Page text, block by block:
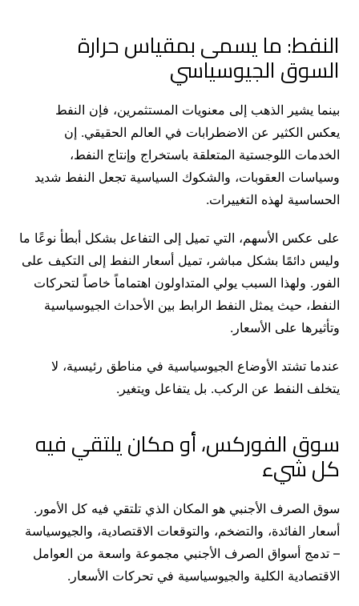
النفط: ما يسمى بمقياس حرارة
السوق الجيوسياسي
بينما يشير الذهب إلى معنويات المستثمرين، فإن النفط
يعكس الكثير عن الاضطرابات في العالم الحقيقي. إن
الخدمات اللوجستية المتعلقة باستخراج وإنتاج النفط،
وسياسات العقوبات، والشكوك السياسية تجعل النفط شديد
الحساسية لهذه التغييرات.
على عكس الأسهم، التي تميل إلى التفاعل بشكل أبطأ نوعًا ما
وليس دائمًا بشكل مباشر، تميل أسعار النفط إلى التكيف على
الفور. ولهذا السبب يولي المتداولون اهتماماً خاصاً لتحركات
النفط، حيث يمثل النفط الرابط بين الأحداث الجيوسياسية
وتأثيرها على الأسعار.
عندما تشتد الأوضاع الجيوسياسية في مناطق رئيسية، لا
يتخلف النفط عن الركب. بل يتفاعل ويتغير.
سوق الفوركس، أو مكان يلتقي فيه
كل شيء
سوق الصرف الأجنبي هو المكان الذي تلتقي فيه كل الأمور.
أسعار الفائدة، والتضخم، والتوقعات الاقتصادية، والجيوسياسة
– تدمج أسواق الصرف الأجنبي مجموعة واسعة من العوامل
الاقتصادية الكلية والجيوسياسية في تحركات الأسعار.